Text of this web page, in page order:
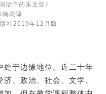
治下的东北亚》
梅花译
社2019年12月版
处于边缘地位。近二十年
、政治、社会、文学、